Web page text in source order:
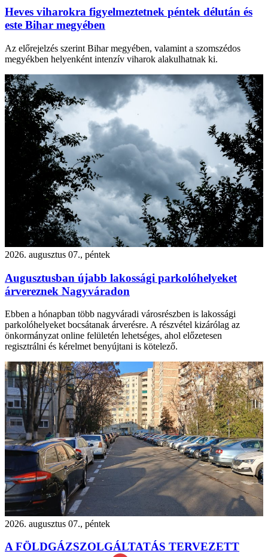
Heves viharokra figyelmeztetnek péntek délután és
este Bihar megyében
Az előrejelzés szerint Bihar megyében, valamint a szomszédos
megyékben helyenként intenzív viharok alakulhatnak ki.
2026. augusztus 07., péntek
Augusztusban újabb lakossági parkolóhelyeket
árvereznek Nagyváradon
Ebben a hónapban több nagyváradi városrészben is lakossági
parkolóhelyeket bocsátanak árverésre. A részvétel kizárólag az
önkormányzat online felületén lehetséges, ahol előzetesen
regisztrálni és kérelmet benyújtani is kötelező.
2026. augusztus 07., péntek
A FÖLDGÁZSZOLGÁLTATÁS TERVEZETT